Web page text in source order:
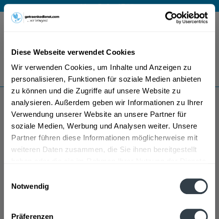
Diese Webseite verwendet Cookies
Wir verwenden Cookies, um Inhalte und Anzeigen zu
personalisieren, Funktionen für soziale Medien anbieten
zu können und die Zugriffe auf unsere Website zu
analysieren. Außerdem geben wir Informationen zu Ihrer
Verwendung unserer Website an unsere Partner für
soziale Medien, Werbung und Analysen weiter. Unsere
Partner führen diese Informationen möglicherweise mit
weiteren Daten zusammen, die Sie ihnen bereitgestellt
Notwendig
Präferenzen
Mo – Fr 9 – 17 Uhr
Menü
Bestellung widerrufen
Es gilt unsere Datenschutzerklärung
Rosso Bruno Wein